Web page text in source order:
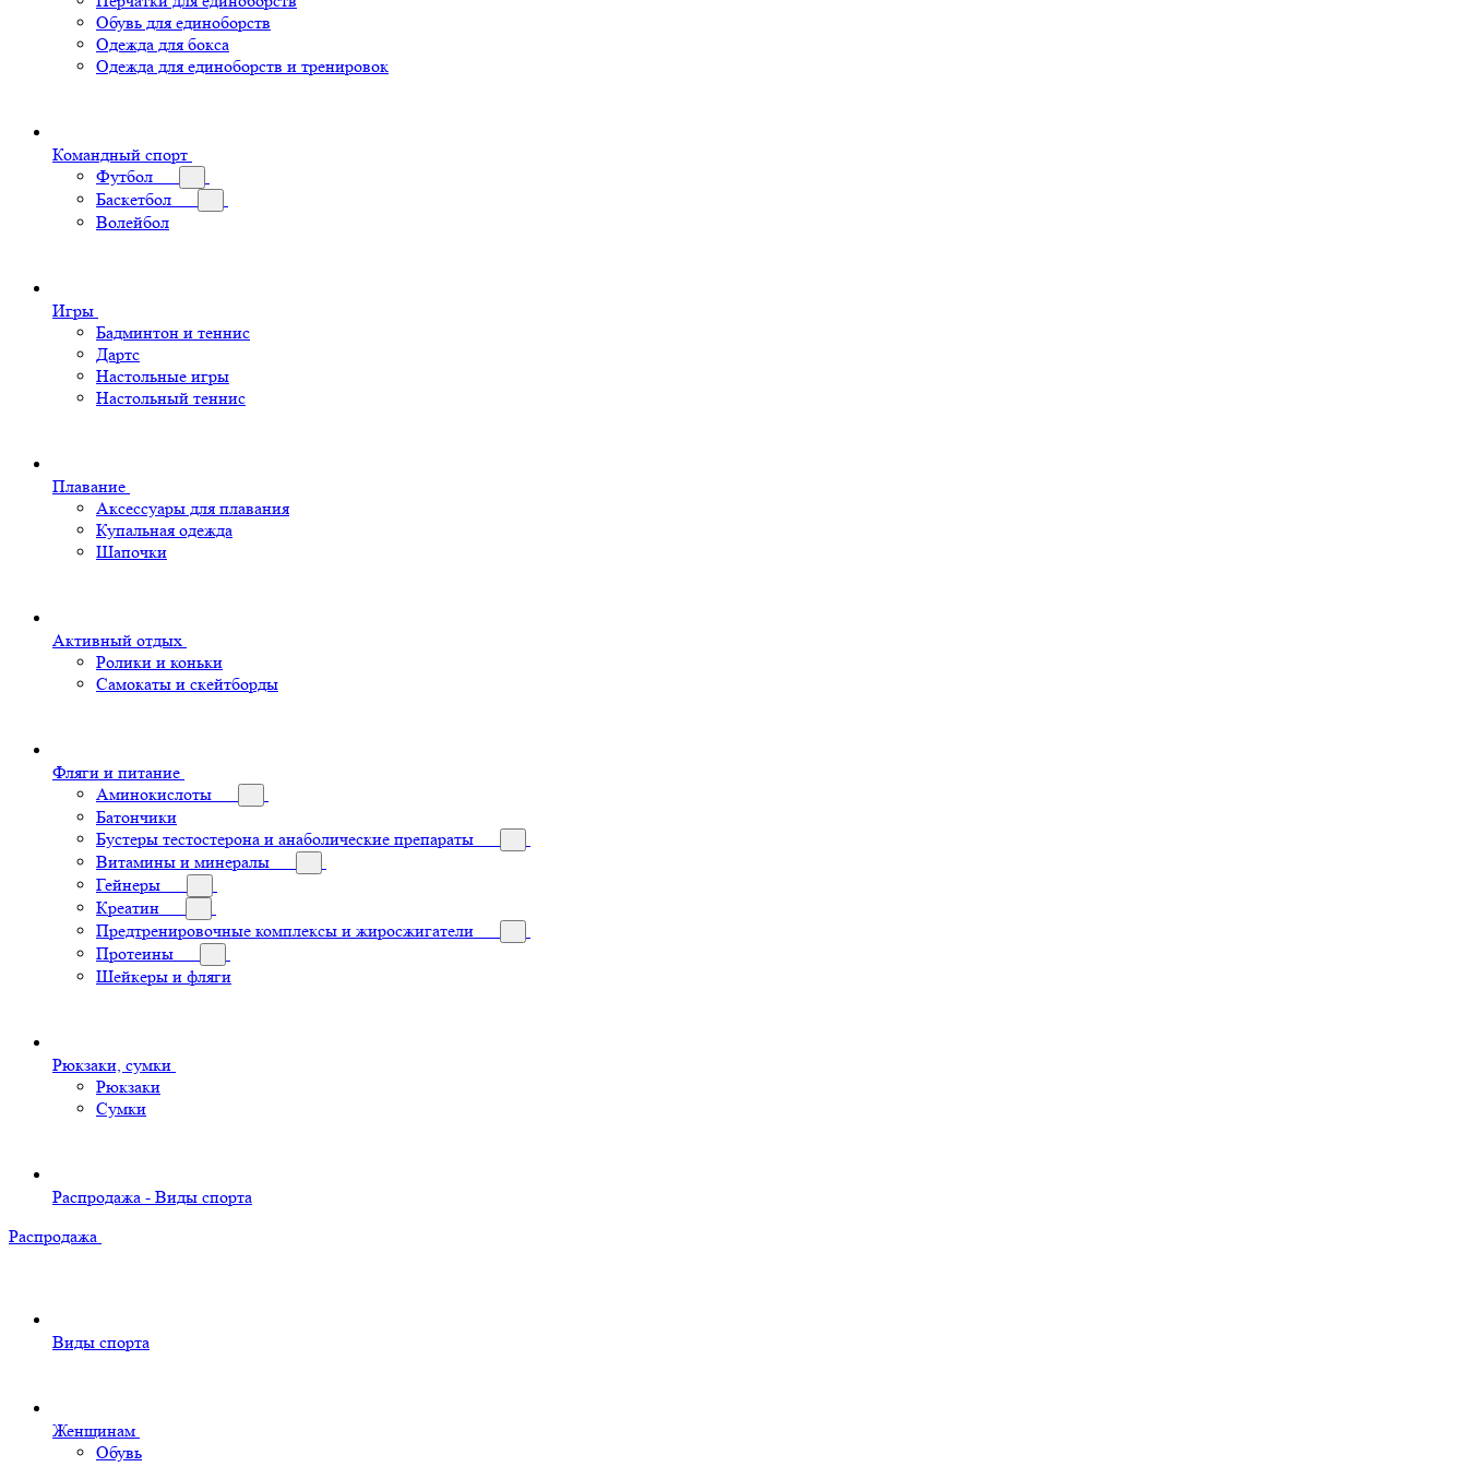
Обувь для единоборств
Одежда для бокса
Одежда для единоборств и тренировок
Командный спорт
Футбол
Баскетбол
Волейбол
Игры
Бадминтон и теннис
Дартс
Настольные игры
Настольный теннис
Плавание
Аксессуары для плавания
Купальная одежда
Шапочки
Активный отдых
Ролики и коньки
Самокаты и скейтборды
Фляги и питание
Аминокислоты
Батончики
Бустеры тестостерона и анаболические препараты
Витамины и минералы
Гейнеры
Креатин
Предтренировочные комплексы и жиросжигатели
Протеины
Шейкеры и фляги
Рюкзаки, сумки
Рюкзаки
Сумки
Распродажа - Виды спорта
Распродажа
Виды спорта
Женщинам
Обувь